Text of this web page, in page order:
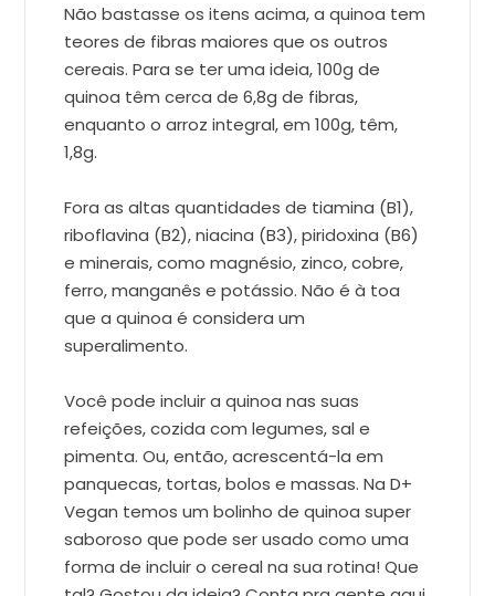
Não bastasse os itens acima, a quinoa tem
teores de fibras maiores que os outros
cereais. Para se ter uma ideia, 100g de
quinoa têm cerca de 6,8g de fibras,
enquanto o arroz integral, em 100g, têm,
1,8g.
Fora as altas quantidades de tiamina (B1),
riboflavina (B2), niacina (B3), piridoxina (B6)
e minerais, como magnésio, zinco, cobre,
ferro, manganês e potássio. Não é à toa
que a quinoa é considera um
superalimento.
Você pode incluir a quinoa nas suas
refeições, cozida com legumes, sal e
pimenta. Ou, então, acrescentá-la em
panquecas, tortas, bolos e massas. Na D+
Vegan temos um bolinho de quinoa super
saboroso que pode ser usado como uma
forma de incluir o cereal na sua rotina! Que